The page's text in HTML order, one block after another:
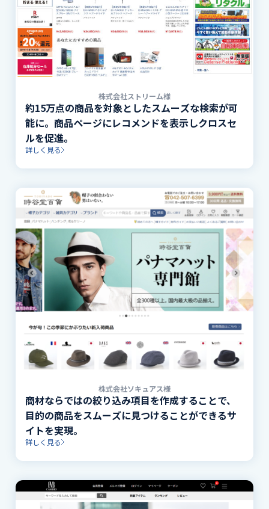
株式会社ストリーム様
約15万点の商品を対象としたスムーズな検索が可
能に。商品ページにレコメンドを表示しクロスセ
ルを促進。
詳しく見る
株式会社ソキュアス様
商材ならではの絞り込み項目を作成することで、
目的の商品をスムーズに見つけることができるサ
イトを実現。
詳しく見る